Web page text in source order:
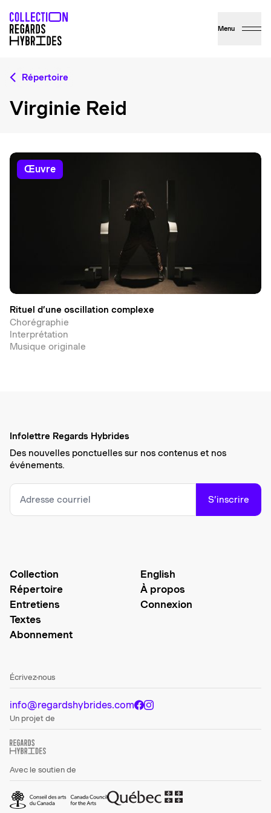
Menu
Répertoire
Virginie Reid
œuvre
Rituel d’une oscillation complexe
Chorégraphie
Interprétation
Musique originale
Infolettre Regards Hybrides
Des nouvelles ponctuelles sur nos contenus et nos
événements.
S’inscrire
Collection
Répertoire
Entretiens
Textes
Abonnement
English
À propos
Connexion
Écrivez-nous
info@regardshybrides.com
Un projet de
Avec le soutien de